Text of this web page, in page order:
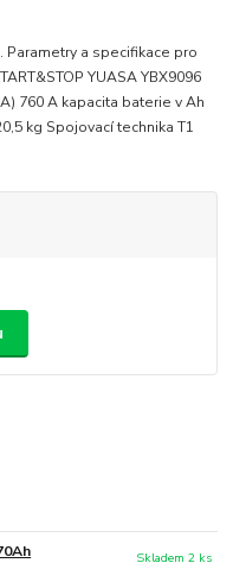
a specifikace pro
YUASA YBX9096
760 A kapacita baterie v Ah
kg Spojovací technika T1
Skladem 2 ks